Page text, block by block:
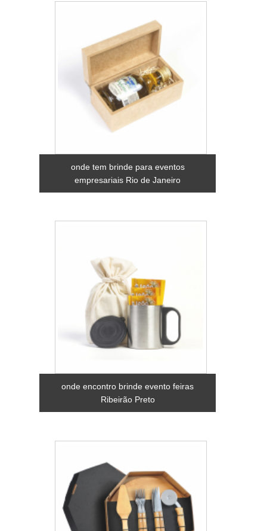
onde tem brinde para eventos
empresariais Rio de Janeiro
onde encontro brinde evento feiras
Ribeirão Preto